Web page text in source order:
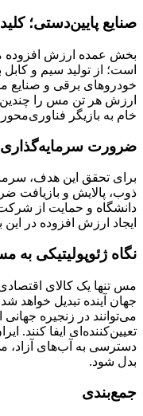
صنایع پایین‌دستی؛
بخش عمده ارزش افزوده
است؛ از تولید سیم و
خودروهای برقی و صنایع
ارزش هر تن مس را چندین
خام به بازیگر فناوری‌محور
ضرورت سرمایه‌گذاری
برای تحقق این هدف،
ذوب، پالایش و بازیافت
دانشگاه و حمایت از
ایجاد ارزش افزوده در
نگاه ژئوپولیتیکی به
مس تنها یک کالای
جهان آینده تبدیل خواهد
می‌توانند در زنجیره
تعیین‌کننده‌ای ایفا کنند.
دسترسی به آب‌های آزاد،
بدل شود.
جمع‌بندی